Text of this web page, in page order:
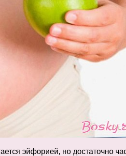
эйфорией, но достаточно